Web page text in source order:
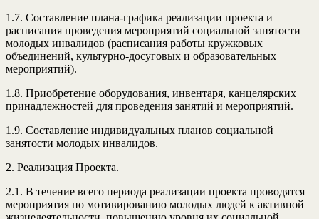
1.7. Составление плана-графика реализации проекта и
расписания проведения мероприятий социальной занятости
молодых инвалидов (расписания работы кружковых
объединений, культурно-досуговых и образовательных
мероприятий).
1.8. Приобретение оборудования, инвентаря, канцелярских
принадлежностей для проведения занятий и мероприятий.
1.9. Составление индивидуальных планов социальной
занятости молодых инвалидов.
2. Реализация Проекта.
2.1. В течение всего периода реализации проекта проводятся
мероприятия по мотивированию молодых людей к активной